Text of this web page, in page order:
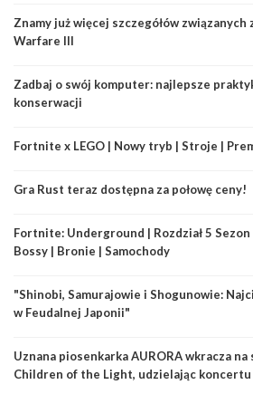
Znamy już więcej szczegółów
Warfare III
Zadbaj o swój komputer: najlepsze
konserwacji
Fortnite x LEGO | Nowy tryb | Stroje |
Gra Rust teraz dostępna za połowę ceny!
Fortnite: Underground | Rozdział 5 Sezon
Bossy | Bronie | Samochody
"Shinobi, Samurajowie i Shogunowie:
w Feudalnej Japonii"
Uznana piosenkarka AURORA wkracza na
Children of the Light, udzielając koncertu